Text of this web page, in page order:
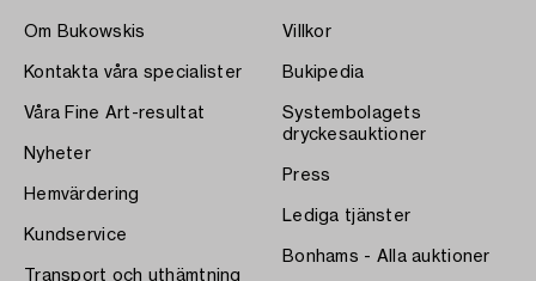
Om Bukowskis
Kontakta våra specialister
Våra Fine Art-resultat
Nyheter
Hemvärdering
Kundservice
Transport och uthämtning
Villkor
Bukipedia
Systembolagets
dryckesauktioner
Press
Lediga tjänster
Bonhams - Alla auktioner